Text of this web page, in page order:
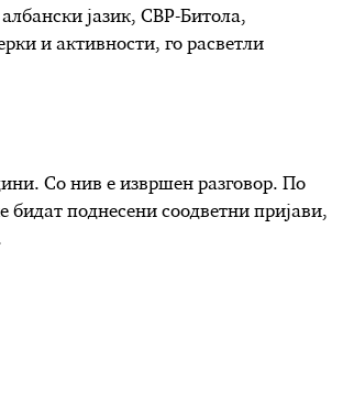
јазик, СВР-Битола,
и активности, го расветли
Со нив е извршен разговор. По
бидат поднесени соодветни пријави,